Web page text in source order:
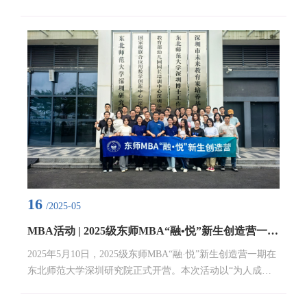
围内具有影响力的人工智能和人形机器人研发、制造及销售
的高科技企业。公司以“让智能机器人走进千家万户”为愿
景，致力于用智能机器人为人类创造更美好的生活。凭借强
大的技术研发能力和创新精神，优必选在机器人领域取得了
多项突破性成果，...
16 /2025-05
MBA活动 | 2025级东师MBA“融•悦”新生创造营一期圆满结束
2025年5月10日，2025级东师MBA“融·悦”新生创造营一期在
东北师范大学深圳研究院正式开营。本次活动以“为人成